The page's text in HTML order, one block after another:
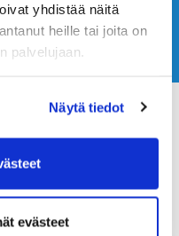
yhdistää näitä
heille tai joita on
palvelujaan.
Näytä tiedot
evästeet